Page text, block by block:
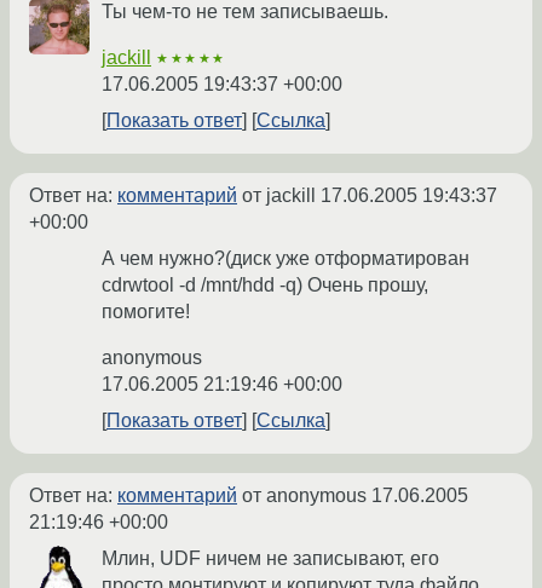
Ты чем-то не тем записываешь.
jackill ★★★★★
17.06.2005 19:43:37 +00:00
Показать ответ
Ссылка
Ответ на: комментарий от jackill 17.06.2005 19:43:37
+00:00
А чем нужно?(диск уже отформатирован
cdrwtool -d /mnt/hdd -q) Очень прошу,
помогите!
anonymous
17.06.2005 21:19:46 +00:00
Показать ответ
Ссылка
Ответ на: комментарий от anonymous 17.06.2005
21:19:46 +00:00
Млин, UDF ничем не записывают, его